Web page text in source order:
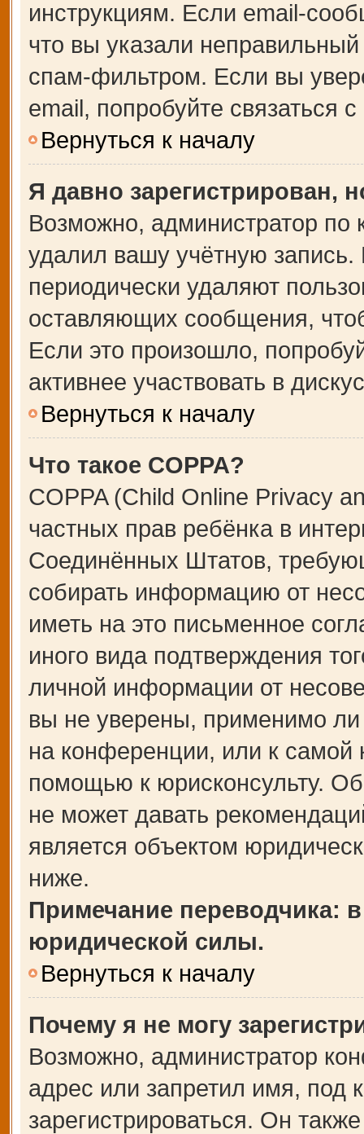
инструкциям. Если email-
что вы указали
спам-фильтром. Если вы
email, попробуйте связаться
Вернуться к началу
Я давно зарегистрирован,
Возможно, администратор по
удалил вашу учётную
периодически удаляют
оставляющих сообщения,
Если это произошло,
активнее участвовать в
Вернуться к началу
Что такое COPPA?
COPPA (Child Online Privacy
частных прав ребёнка в
Соединённых Штатов,
собирать информацию от
иметь на это письменное
иного вида подтверждения
личной информации от
вы не уверены, применимо ли
на конференции, или к самой
помощью к юрисконсульту.
не может давать
является объектом
ниже.
Примечание переводчика:
юридической силы.
Вернуться к началу
Почему я не могу
Возможно, администратор
адрес или запретил имя, под
зарегистрироваться. Он